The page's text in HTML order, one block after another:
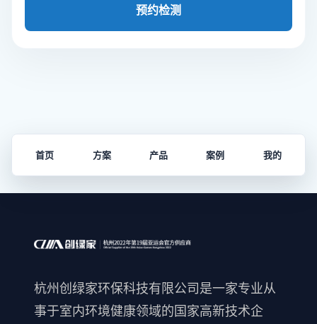
预约检测
首页 方案 产品 案例 我的
杭州创绿家环保科技有限公司是一家专业从
事于室内环境健康领域的国家高新技术企